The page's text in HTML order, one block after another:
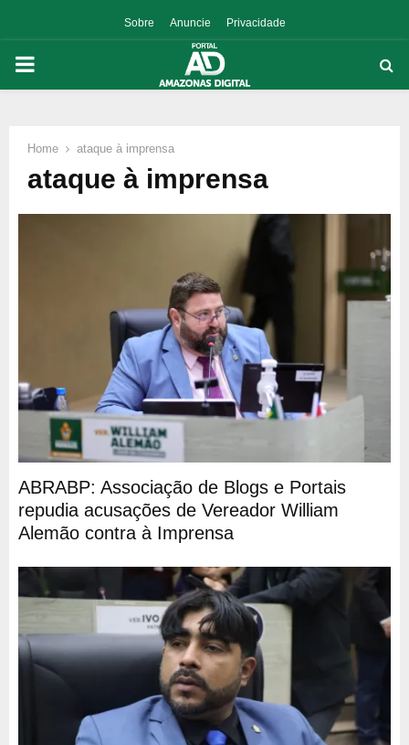
Sobre Anuncie Privacidade
PRIMARY
Home ataque à imprensa
ataque à imprensa
ABRABP: Associação de Blogs e Portais
repudia acusações de Vereador William
Alemão contra à Imprensa